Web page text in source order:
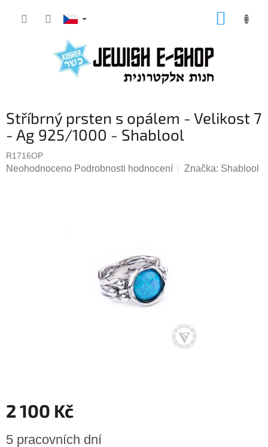
Stříbrný prsten s opálem - Velikost 7
- Ag 925/1000 - Shablool
R1716OP
Průměrné
Neohodnoceno Podrobnosti hodnocení Značka: Shablool
2 100 Kč
cena:
5 pracovních dní